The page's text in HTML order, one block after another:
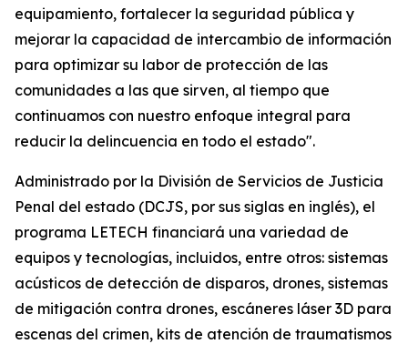
equipamiento, fortalecer la seguridad pública y
mejorar la capacidad de intercambio de información
para optimizar su labor de protección de las
comunidades a las que sirven, al tiempo que
continuamos con nuestro enfoque integral para
reducir la delincuencia en todo el estado".
Administrado por la División de Servicios de Justicia
Penal del estado (DCJS, por sus siglas en inglés), el
programa LETECH financiará una variedad de
equipos y tecnologías, incluidos, entre otros: sistemas
acústicos de detección de disparos, drones, sistemas
de mitigación contra drones, escáneres láser 3D para
escenas del crimen, kits de atención de traumatismos